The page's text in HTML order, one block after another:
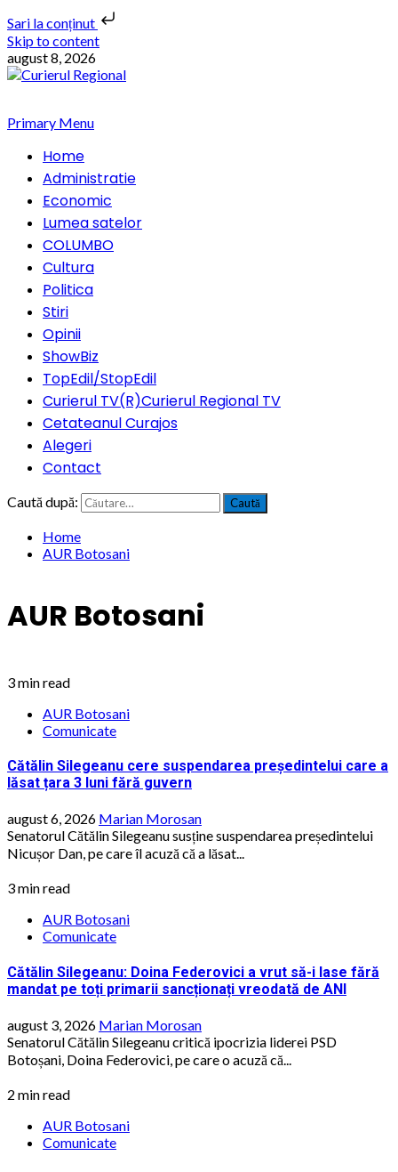
Sari la conținut
Skip to content
august 8, 2026
Primary Menu
Home
Administratie
Economic
Lumea satelor
COLUMBO
Cultura
Politica
Stiri
Opinii
ShowBiz
TopEdil/StopEdil
Curierul TV(R)Curierul Regional TV
Cetateanul Curajos
Alegeri
Contact
Caută după:
Home
AUR Botosani
AUR Botosani
3 min read
AUR Botosani
Comunicate
Cătălin Silegeanu cere suspendarea președintelui care a
lăsat țara 3 luni fără guvern
august 6, 2026 Marian Morosan
Senatorul Cătălin Silegeanu susține suspendarea președintelui
Nicușor Dan, pe care îl acuză că a lăsat...
3 min read
AUR Botosani
Comunicate
Cătălin Silegeanu: Doina Federovici a vrut să-i lase fără
mandat pe toți primarii sancționați vreodată de ANI
august 3, 2026 Marian Morosan
Senatorul Cătălin Silegeanu critică ipocrizia liderei PSD
Botoșani, Doina Federovici, pe care o acuză că...
2 min read
AUR Botosani
Comunicate